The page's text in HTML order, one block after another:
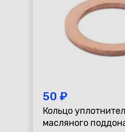
50 ₽
Кольцо
масляного